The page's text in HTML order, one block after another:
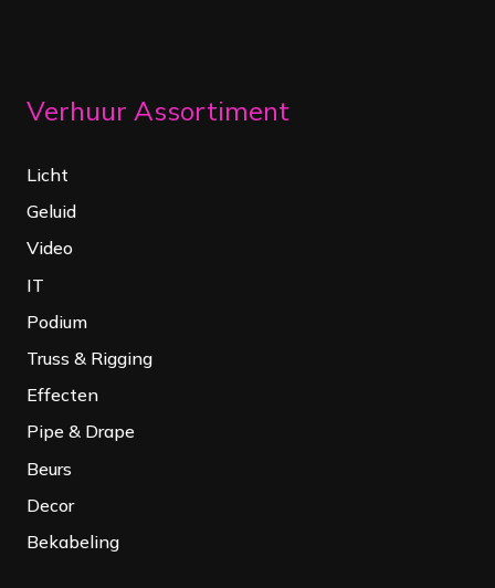
Verhuur Assortiment
Licht
Geluid
Video
IT
Podium
Truss & Rigging
Effecten
Pipe & Drape
Beurs
Decor
Bekabeling